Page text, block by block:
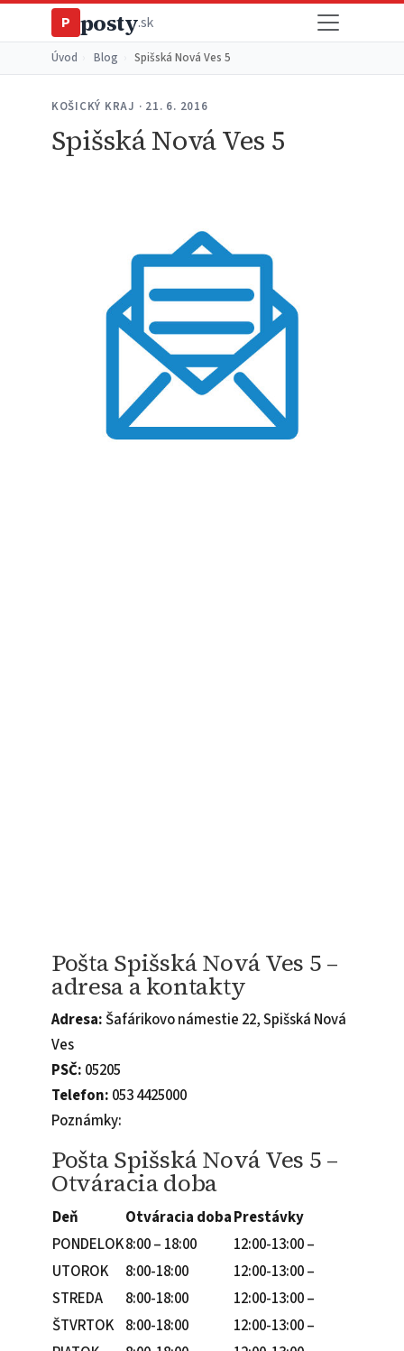
P posty.sk
Úvod Blog Spišská Nová Ves 5
KOŠICKÝ KRAJ · 21. 6. 2016
Spišská Nová Ves 5
Pošta Spišská Nová Ves 5 –
adresa a kontakty
Adresa:Šafárikovo námestie 22, Spišská Nová
Ves
PSČ: 05205
Telefon: 053 4425000
Poznámky:
Pošta Spišská Nová Ves 5 –
Otváracia doba
Deň Otváracia dobaPrestávky
PONDELOK8:00 – 18:00
12:00-13:00 –
UTOROK
8:00-18:00
12:00-13:00 –
STREDA
8:00-18:00
12:00-13:00 –
ŠTVRTOK 8:00-18:00
12:00-13:00 –